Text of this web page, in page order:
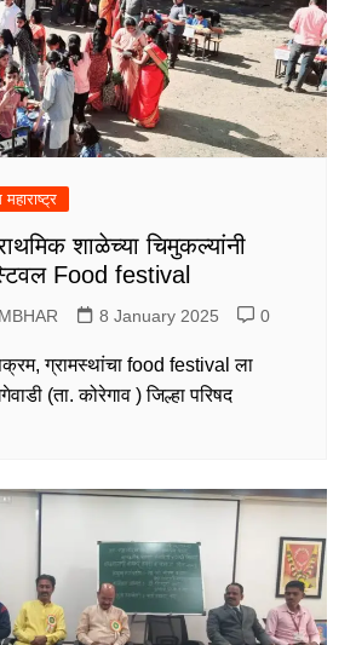
महाराष्ट्र
शाळेच्या चिमुकल्यांनी
Food festival
8 January 2025 0
ग्रामस्थांचा food festival ला
(ता. कोरेगाव ) जिल्हा परिषद